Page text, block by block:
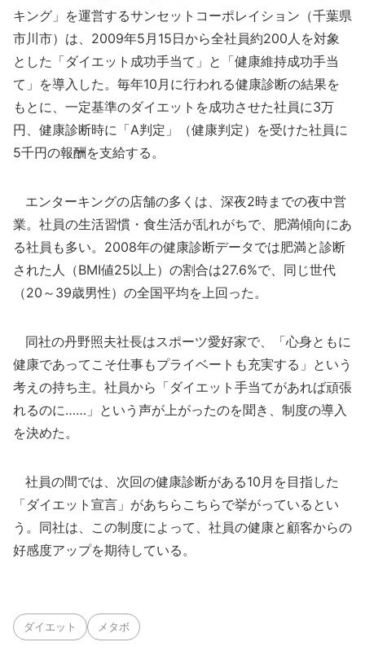
キング」を運営するサンセットコーポレイション（千葉県
市川市）は、2009年5月15日から全社員約200人を対象
とした「ダイエット成功手当て」と「健康維持成功手当
て」を導入した。毎年10月に行われる健康診断の結果を
もとに、一定基準のダイエットを成功させた社員に3万
円、健康診断時に「A判定」（健康判定）を受けた社員に
5千円の報酬を支給する。
エンターキングの店舗の多くは、深夜2時までの夜中営
業。社員の生活習慣・食生活が乱れがちで、肥満傾向にあ
る社員も多い。2008年の健康診断データでは肥満と診断
された人（BMI値25以上）の割合は27.6%で、同じ世代
（20～39歳男性）の全国平均を上回った。
同社の丹野照夫社長はスポーツ愛好家で、「心身ともに
健康であってこそ仕事もプライベートも充実する」という
考えの持ち主。社員から「ダイエット手当てがあれば頑張
れるのに……」という声が上がったのを聞き、制度の導入
を決めた。
社員の間では、次回の健康診断がある10月を目指した
「ダイエット宣言」があちらこちらで挙がっているとい
う。同社は、この制度によって、社員の健康と顧客からの
好感度アップを期待している。
ダイエット メタボ